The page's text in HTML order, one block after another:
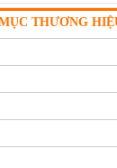
THƯƠNG